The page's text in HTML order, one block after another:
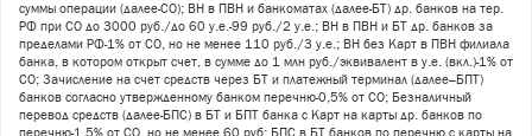
суммы операции (далее-СО); ВН в ПВН и банкоматах (далее-БТ) др. банков на тер.
РФ при СО до 3000 руб./до 60 у.е.-99 руб./2 у.е.; ВН в ПВН и БТ др. банков за
пределами РФ-1% от СО, но не менее 110 руб./3 у.е.; ВН без Карт в ПВН филиала
банка, в котором открыт счет, в сумме до 1 млн руб./эквивалент в у.е. (вкл.)-1% от
СО; Зачисление на счет средств через БТ и платежный терминал (далее–БПТ)
банков согласно утвержденному банком перечню-0,5% от СО; Безналичный
перевод средств (далее-БПС) в БТ и БПТ банка с Карт на карты др. банков по
перечню-1,5% от СО, но не менее 60 руб; БПС в БТ банков по перечню с карты на